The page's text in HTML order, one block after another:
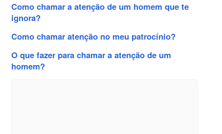
Como chamar a atenção de um homem que te
ignora?
Como chamar atenção no meu patrocínio?
O que fazer para chamar a atenção de um
homem?